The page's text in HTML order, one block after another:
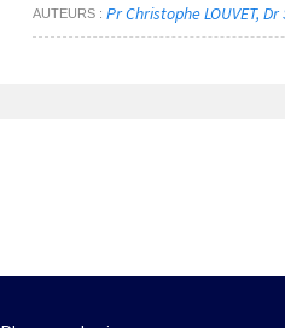
AUTEURS Pr Christophe LOUVET Dr